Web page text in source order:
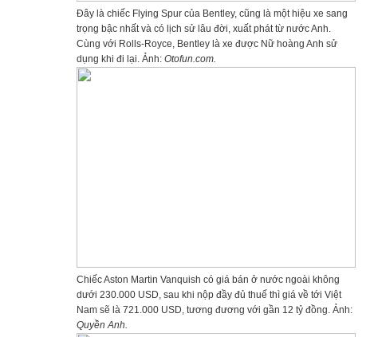
Đây là chiếc Flying Spur của Bentley, cũng là một hiệu xe sang
trọng bậc nhất và có lịch sử lâu đời, xuất phát từ nước Anh.
Cùng với Rolls-Royce, Bentley là xe được Nữ hoàng Anh sử
dụng khi đi lại. Ảnh: Otofun.com.
Chiếc Aston Martin Vanquish có giá bán ở nước ngoài không
dưới 230.000 USD, sau khi nộp đầy đủ thuế thì giá về tới Việt
Nam sẽ là 721.000 USD, tương đương với gần 12 tỷ đồng. Ảnh:
Quyền Anh.